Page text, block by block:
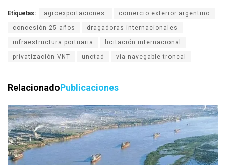
Etiquetas: agroexportaciones. comercio exterior argentino
concesión 25 años dragadoras internacionales
infraestructura portuaria licitación internacional
privatización VNT unctad vía navegable troncal
RelacionadoPublicaciones